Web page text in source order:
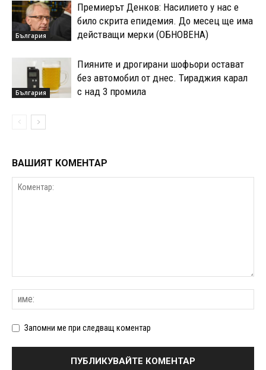
България
Премиерът Денков: Насилието у нас е
било скрита епидемия. До месец ще има
действащи мерки (ОБНОВЕНА)
България
Пияните и дрогирани шофьори остават
без автомобил от днес. Тираджия карал
с над 3 промила
ВАШИЯТ КОМЕНТАР
Запомни ме при следващ коментар